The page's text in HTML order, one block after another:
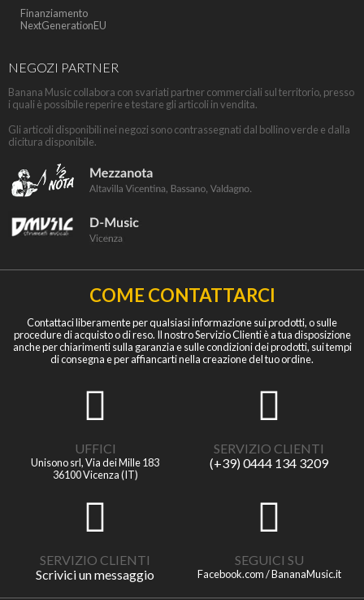
Finanziamento
NextGenerationEU
NEGOZI PARTNER
Banana Music collabora con svariati partner commerciali sul territorio, presso
i quali è possibile reperire e testare gli articoli in vendita.
Gli articoli disponibili nei negozi sono contrassegnati dal bollino verde e dalla
dicitura disponibile.
COME CONTATTARCI
Contattaci liberamente per qualsiasi informazione sui prodotti, o sulle
procedure di acquisto o di reso. Il nostro Servizio Clienti è a tua disposizione
anche per chiarimenti sulla garanzia e sulle condizioni dei prodotti, sui tempi
di consegna e per affiancarti nella creazione del tuo ordine.
UFFICI
Unisono srl, Via dei Mille 183
36100 Vicenza (IT)
SERVIZIO CLIENTI
(+39) 0444 134 3209
SERVIZIO CLIENTI
Scrivici un messaggio
SEGUICI SU
Facebook.com / BananaMusic.it